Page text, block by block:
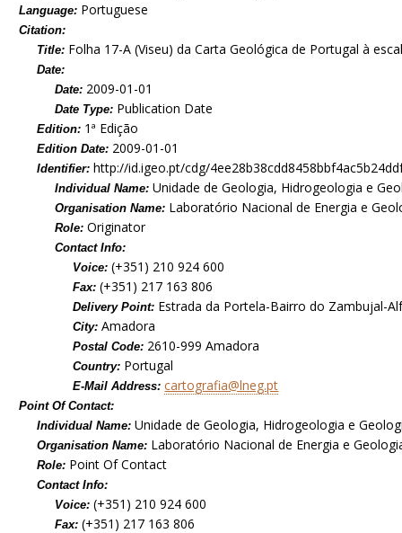
Language: Portuguese
Citation:
Title: Folha 17-A (Viseu) da Carta Geológica de Portugal à
Date:
Date: 2009-01-01
Date Type: Publication Date
Edition: 1ª Edição
Edition Date: 2009-01-01
Identifier: http://id.igeo.pt/cdg/
Individual Name:Unidade de Geologia, Hidrogeologia e
Organisation Name: Laboratório Nacional de Energia e
Role:Originator
Contact Info:
Voice:(+351) 210 924 600
Fax:(+351) 217 163 806
Delivery Point: Estrada da Portela-Bairro do Zambujal-
City:Amadora
Postal Code: 2610-999 Amadora
Country: Portugal
E-Mail Address:cartografia@lneg.pt
Point Of Contact:
Individual Name:Unidade de Geologia, Hidrogeologia e
Organisation Name: Laboratório Nacional de Energia e
Role: Point Of Contact
Contact Info:
Voice:(+351) 210 924 600
Fax:(+351) 217 163 806